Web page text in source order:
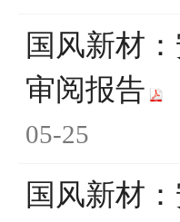
国风新材
审阅报告
05-25
国风新材